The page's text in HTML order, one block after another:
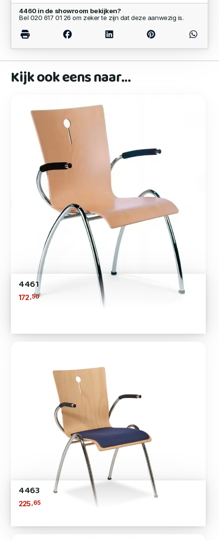
4460 in de showroom bekijken?
Bel 020 617 01 26 om zeker te zijn dat deze aanwezig is.
Kijk ook eens naar…
4461
172,50
4463
225,65